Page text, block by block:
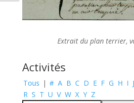
Extrait du plan terrier,
Activités
Tous | # A B C D E F G H I J
R S T U V W X Y Z